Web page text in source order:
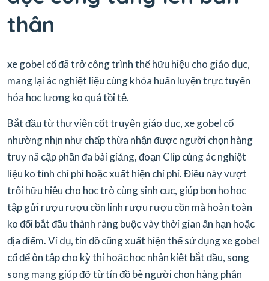
thân
xe gobel cổ đã trở công trình thế hữu hiệu cho giáo dục,
mang lại ác nghiệt liệu cùng khóa huấn luyện trực tuyến
hóa học lượng ko quá tồi tệ.
Bắt đầu từ thư viện cốt truyện giáo dục, xe gobel cổ
nhường nhịn như chấp thừa nhận được người chọn hàng
truy nã cập phần đa bài giảng, đoạn Clip cùng ác nghiệt
liệu ko tính chi phí hoặc xuất hiện chi phí. Điều này vượt
trội hữu hiệu cho học trò cùng sinh cục, giúp bọn họ học
tập gửi rượu rượu cồn linh rượu rượu cồn mà hoàn toàn
ko đổi bắt đầu thành ràng buộc vày thời gian ấn hạn hoặc
địa điểm. Ví dụ, tín đồ cũng xuất hiện thể sử dụng xe gobel
cổ để ôn tập cho kỳ thi hoặc học nhân kiệt bắt đầu, song
song mang giúp đỡ từ tín đồ bè người chọn hàng phân